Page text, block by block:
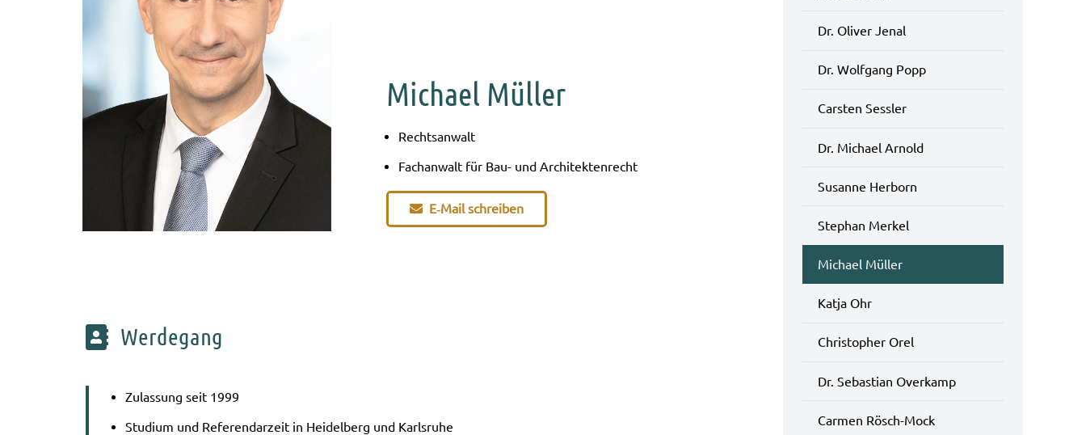
Michael Müller
Rechts­an­walt
Fach­an­walt für Bau- und Archi­tek­ten­recht
E‑Mail schrei­ben
Werdegang
Zulas­sung seit 1999
Stu­di­um und Refe­ren­dar­zeit in Hei­del­berg und Karls­ru­he
Dr. Oliver Jenal
Dr. Wolfgang Popp
Carsten Sessler
Dr. Michael Arnold
Susanne Herborn
Stephan Merkel
Michael Müller
Katja Ohr
Christopher Orel
Dr. Sebastian Overkamp
Carmen Rösch-Mock